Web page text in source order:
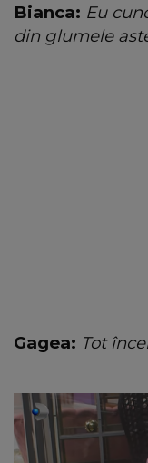
Bianca: Eu
din glumele
Gagea: Tot